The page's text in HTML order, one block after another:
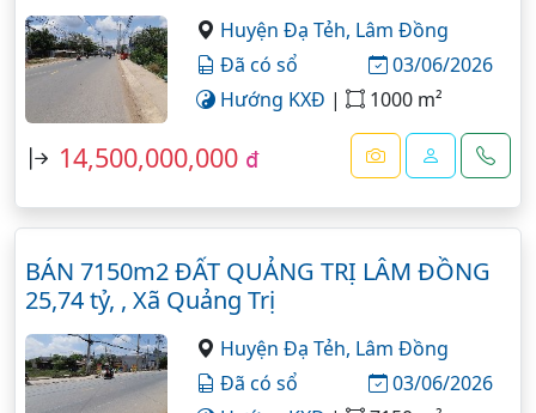
Huyện Đạ Tẻh, Lâm Đồng
Đã có sổ
03/06/2026
Hướng KXĐ | 1000 m²
14,500,000,000 đ
BÁN 7150m2 ĐẤT QUẢNG TRỊ LÂM ĐỒNG
25,74 tỷ, , Xã Quảng Trị
Huyện Đạ Tẻh, Lâm Đồng
Đã có sổ
03/06/2026